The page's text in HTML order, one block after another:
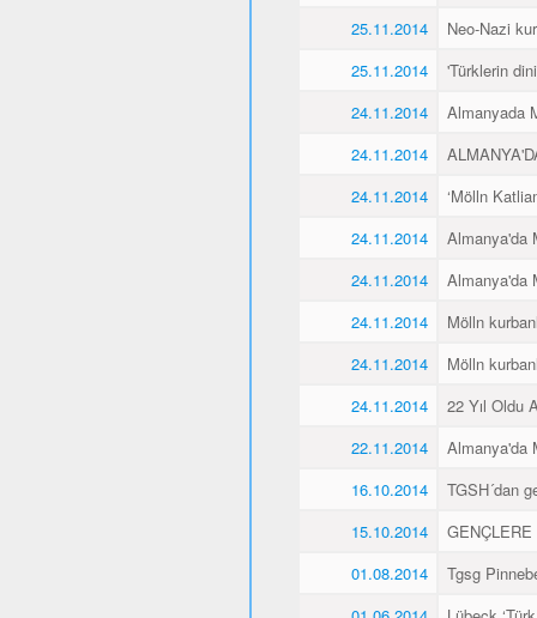
25.11.2014
Neo-Nazi
25.11.2014
'Türklerin
24.11.2014
Almanyada
24.11.2014
24.11.2014
‘Mölln
24.11.2014
Almanya'da
24.11.2014
Almanya'da
24.11.2014
Mölln
24.11.2014
Mölln
24.11.2014
22 Yıl Oldu
22.11.2014
Almanya'da
16.10.2014
TGSH´dan
15.10.2014
01.08.2014
Tgsg